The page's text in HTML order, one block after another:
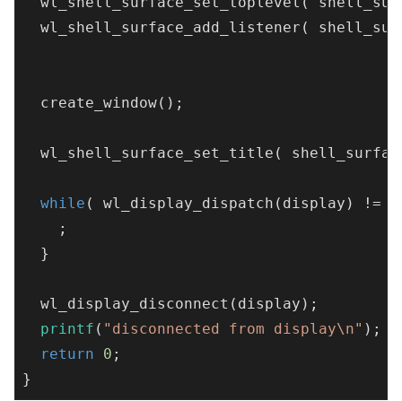
wl_shell_surface_add_listener(
  create_window();
wl_shell_surface_set_title(
while ( wl_display_dispatch(display) !=
    ;
  }
  wl_display_disconnect(display);
printf ( "disconnected from display\n" );
return
0 ;